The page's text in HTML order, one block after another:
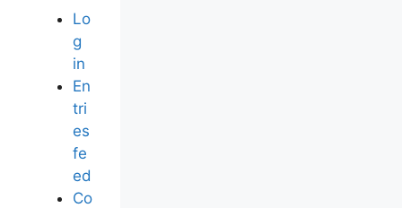
Lo
g
in
En
tri
es
fe
ed
Co